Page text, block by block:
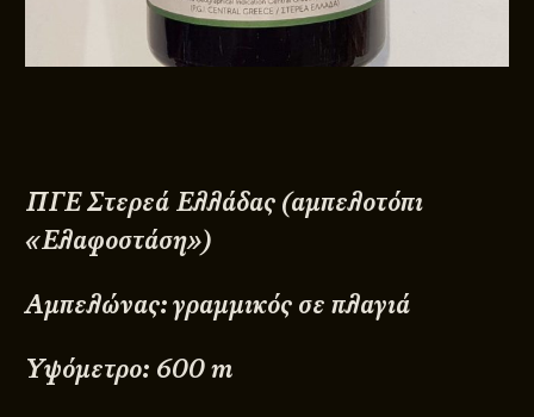
ΠΓΕ Στερεά Ελλάδας (αμπελοτόπι
«Ελαφοστάση»)
Αμπελώνας: γραμμικός σε πλαγιά
Υψόμετρο: 600 m